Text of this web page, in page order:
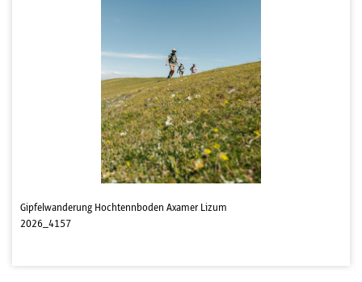
Gipfelwanderung Hochtennboden Axamer Lizum
2026_4157